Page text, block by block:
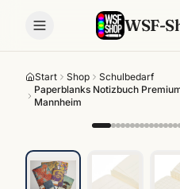
WSF-
Start Shop
Schulbedarf
Paperblanks Notizbuch
Mannheim